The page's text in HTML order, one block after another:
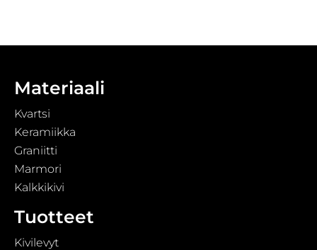
Materiaali
Kvartsi
Keramiikka
Graniitti
Marmori
Kalkkikivi
Tuotteet
Kivilevyt